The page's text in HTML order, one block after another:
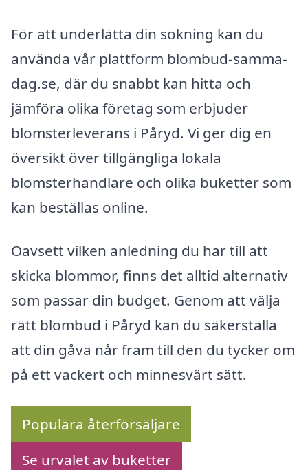
För att underlätta din sökning kan du
använda vår plattform blombud-samma-
dag.se, där du snabbt kan hitta och
jämföra olika företag som erbjuder
blomsterleverans i Påryd. Vi ger dig en
översikt över tillgängliga lokala
blomsterhandlare och olika buketter som
kan beställas online.
Oavsett vilken anledning du har till att
skicka blommor, finns det alltid alternativ
som passar din budget. Genom att välja
rätt blombud i Påryd kan du säkerställa
att din gåva når fram till den du tycker om
på ett vackert och minnesvärt sätt.
Populära återförsäljare
Se urvalet av buketter